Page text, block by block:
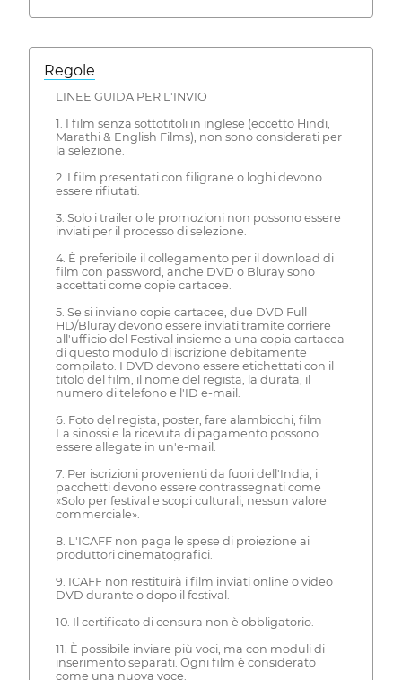
Regole
LINEE GUIDA PER L'INVIO
1. I film senza sottotitoli in inglese (eccetto Hindi,
Marathi & English Films), non sono considerati per
la selezione.
2. I film presentati con filigrane o loghi devono
essere rifiutati.
3. Solo i trailer o le promozioni non possono essere
inviati per il processo di selezione.
4. È preferibile il collegamento per il download di
film con password, anche DVD o Bluray sono
accettati come copie cartacee.
5. Se si inviano copie cartacee, due DVD Full
HD/Bluray devono essere inviati tramite corriere
all'ufficio del Festival insieme a una copia cartacea
di questo modulo di iscrizione debitamente
compilato. I DVD devono essere etichettati con il
titolo del film, il nome del regista, la durata, il
numero di telefono e l'ID e-mail.
6. Foto del regista, poster, fare alambicchi, film
La sinossi e la ricevuta di pagamento possono
essere allegate in un'e-mail.
7. Per iscrizioni provenienti da fuori dell'India, i
pacchetti devono essere contrassegnati come
«Solo per festival e scopi culturali, nessun valore
commerciale».
8. L'ICAFF non paga le spese di proiezione ai
produttori cinematografici.
9. ICAFF non restituirà i film inviati online o video
DVD durante o dopo il festival.
10. Il certificato di censura non è obbligatorio.
11. È possibile inviare più voci, ma con moduli di
inserimento separati. Ogni film è considerato
come una nuova voce.